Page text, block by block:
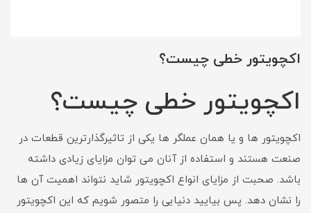
اکچویتور خطی چیست؟
اکچویتور خطی چیست؟
اکچویتور ها و یا همان عملگر ها یکی از تاثیرگذارترین قطعات در
صنعت هستند و استفاده از آنان می توان مزایای زیادی داشته
باشد. صحبت از مزایای انواع اکچویتور شاید نتواند اهمیت آن ها
را نشان دهد. پس بیایید دنیایی را متصور شویم که این اکچویتور